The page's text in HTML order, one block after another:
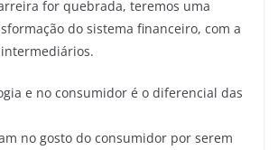
for quebrada, teremos uma
do sistema financeiro, com a
e no consumidor é o diferencial das
no gosto do consumidor por serem